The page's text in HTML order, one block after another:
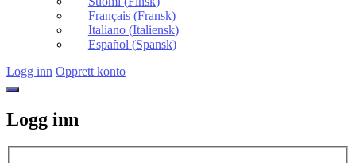
Français(Fransk)
Italiano(Italiensk)
Español (Spansk)
Logg inn Opprett konto
Logg inn